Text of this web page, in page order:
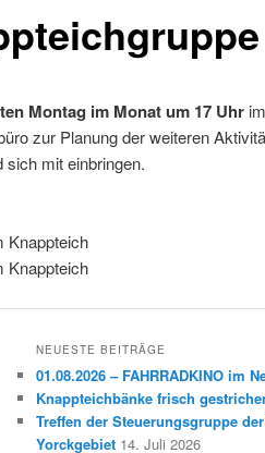
Montag im Monat um 17 Uhrim
zur Planung der weiteren
sich mit einbringen.
Knappteich
Knappteich
NEUESTE BEITRÄGE
01.08.2026 – FAHRRADKINO im
Knappteichbänke frisch
Treffen der Steuerungsgruppe
Yorckgebiet 14. Juli 2026